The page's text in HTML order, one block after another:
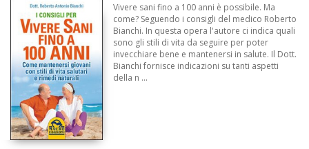
Vivere sani fino a 100 anni è possibile. Ma
come? Seguendo i consigli del medico Roberto
Bianchi. In questa opera l'autore ci indica quali
sono gli stili di vita da seguire per poter
invecchiare bene e mantenersi in salute. Il Dott.
Bianchi fornisce indicazioni su tanti aspetti
della n ...